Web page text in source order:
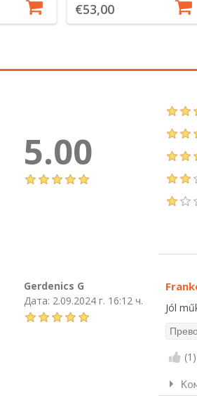
€53,00
5.00
Gerdenics G
Дата: 2.09.2024 г. 16:12 ч.
Jól
(1 )